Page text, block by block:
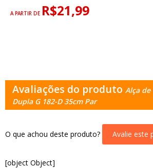
A PARTIR DE R$21,99
Avaliações do produto Alça de
Dupla G 182-D 35cm Par
O que achou deste produto? Avalie este
[object Object]